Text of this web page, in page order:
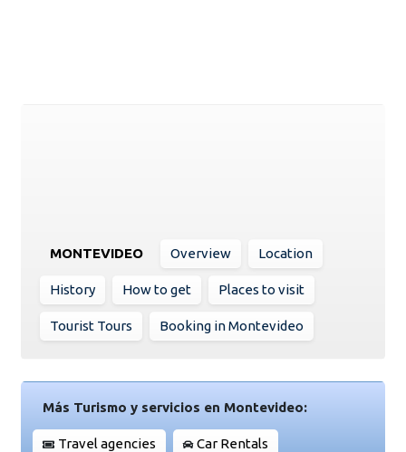
MONTEVIDEO Overview Location
History How to get Places to visit
Tourist Tours Booking in Montevideo
Más Turismo y servicios en Montevideo:
Travel agencies Car Rentals